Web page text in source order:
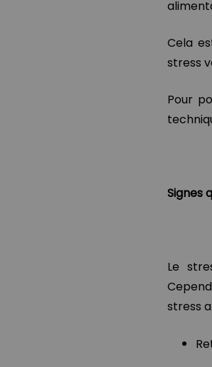
Cela
stress
Pour
Signes
Le
stress